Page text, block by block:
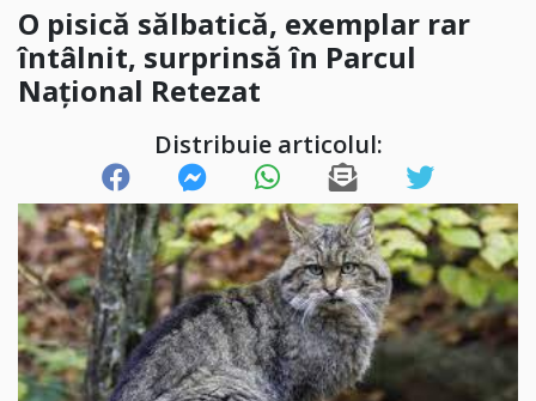
O pisică sălbatică, exemplar rar
întâlnit, surprinsă în Parcul
Naţional Retezat
Distribuie articolul: